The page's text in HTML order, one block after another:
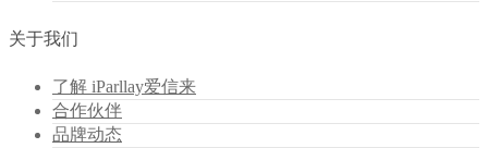
关于我们
了解 iParllay爱信来
合作伙伴
品牌动态